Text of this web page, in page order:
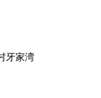
牙家湾